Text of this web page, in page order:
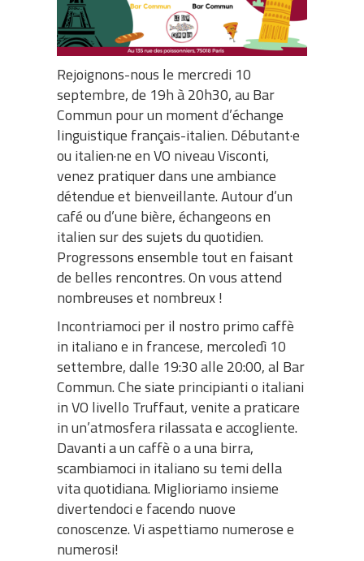
Rejoignons-nous le mercredi 10
septembre, de 19h à 20h30, au Bar
Commun pour un moment d’échange
linguistique français-italien. Débutant·e
ou italien·ne en VO niveau Visconti,
venez pratiquer dans une ambiance
détendue et bienveillante. Autour d’un
café ou d’une bière, échangeons en
italien sur des sujets du quotidien.
Progressons ensemble tout en faisant
de belles rencontres. On vous attend
nombreuses et nombreux !
Incontriamoci per il nostro primo caffè
in italiano e in francese, mercoledì 10
settembre, dalle 19:30 alle 20:00, al Bar
Commun. Che siate principianti o italiani
in VO livello Truffaut, venite a praticare
in un’atmosfera rilassata e accogliente.
Davanti a un caffè o a una birra,
scambiamoci in italiano su temi della
vita quotidiana. Miglioriamo insieme
divertendoci e facendo nuove
conoscenze. Vi aspettiamo numerose e
numerosi!